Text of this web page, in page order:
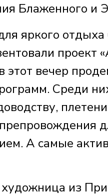
Блаженного и
яркого отдыха
проект
вечер
Среди
А самые
художница из